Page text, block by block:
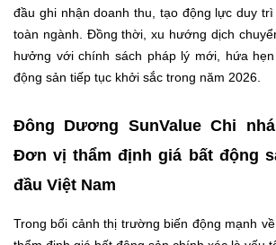
đầu ghi nhận doanh thu, tạo động lực duy
toàn ngành. Đồng thời, xu hướng dịch
hưởng với chính sách pháp lý mới, hứa
động sản tiếp tục khởi sắc trong năm 2026.
Đông Dương SunValue Chi
Đơn vị thẩm định giá bất động
đầu Việt Nam
Trong bối cảnh thị trường biến động mạnh